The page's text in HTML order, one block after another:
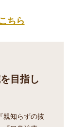
ちら
目指し
親知らずの抜